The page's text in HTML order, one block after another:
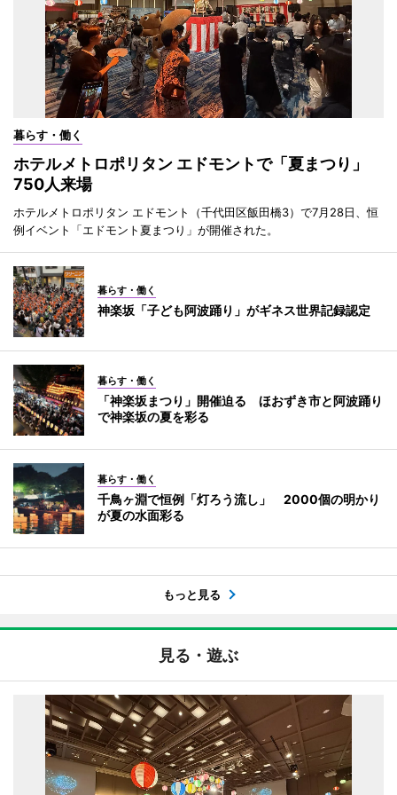
暮らす・働く
ホテルメトロポリタン エドモントで「夏まつり」
750人来場
ホテルメトロポリタン エドモント（千代田区飯田橋3）で7月28日、恒
例イベント「エドモント夏まつり」が開催された。
暮らす・働く
神楽坂「子ども阿波踊り」がギネス世界記録認定
暮らす・働く
「神楽坂まつり」開催迫る ほおずき市と阿波踊り
で神楽坂の夏を彩る
暮らす・働く
千鳥ヶ淵で恒例「灯ろう流し」 2000個の明かり
が夏の水面彩る
もっと見る
見る・遊ぶ